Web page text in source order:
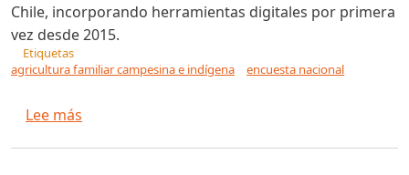
Chile, incorporando herramientas digitales por primera
vez desde 2015.
Etiquetas
agricultura familiar campesina e indígena
encuesta nacional
Lee más